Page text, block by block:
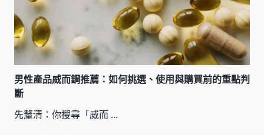
男性產品威而鋼推薦：如何挑選、使用與購買前的重點判
斷
先釐清：你搜尋「威而 ...